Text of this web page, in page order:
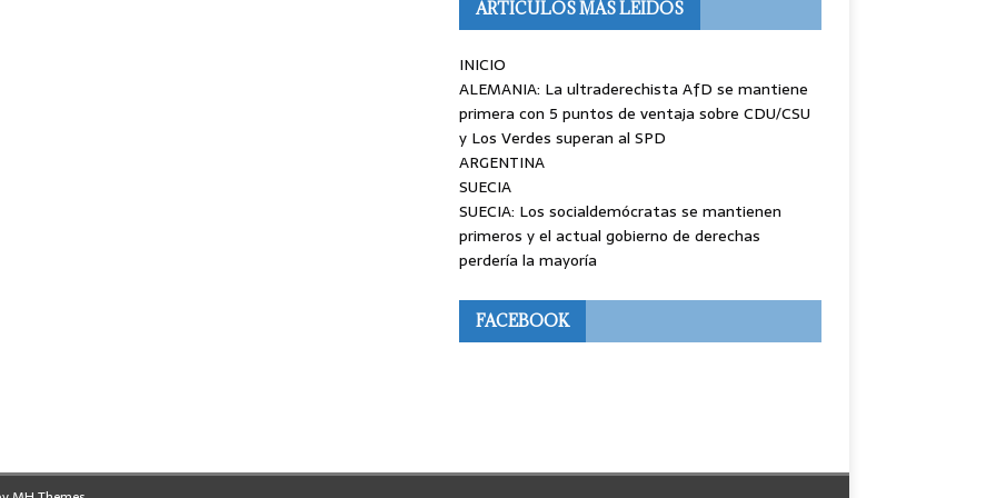
ARTÍCULOS MÁS LEÍDOS
INICIO
ALEMANIA: La ultraderechista AfD se mantiene
primera con 5 puntos de ventaja sobre CDU/CSU
y Los Verdes superan al SPD
ARGENTINA
SUECIA
SUECIA: Los socialdemócratas se mantienen
primeros y el actual gobierno de derechas
perdería la mayoría
FACEBOOK